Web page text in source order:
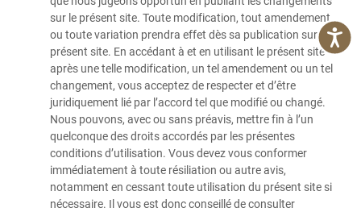
sur le présent site. Toute modification, tout amendement
ou toute variation prendra effet dès sa publication sur le
présent site. En accédant à et en utilisant le présent site
après une telle modification, un tel amendement ou un tel
changement, vous acceptez de respecter et d’être
juridiquement lié par l’accord tel que modifié ou changé.
Nous pouvons, avec ou sans préavis, mettre fin à l’un
quelconque des droits accordés par les présentes
conditions d’utilisation. Vous devez vous conformer
immédiatement à toute résiliation ou autre avis,
notamment en cessant toute utilisation du présent site si
nécessaire. Il vous est donc conseillé de consulter